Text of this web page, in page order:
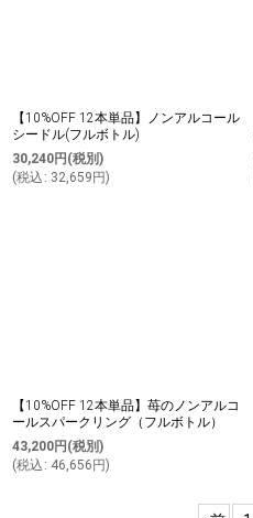
【10%OFF 12本単品】ノンアルコール
シードル(フルボトル)
30,240円 (税別)
(税込 : 32,659 円)
【10%OFF 12本単品】苺のノンアルコ
ールスパークリング（フルボトル）
43,200円 (税別)
(税込 : 46,656 円)